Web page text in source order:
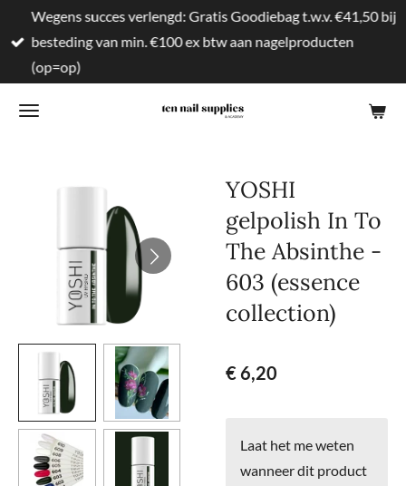
direct
naar
hoofdinhoud
Wegens succes verlengd: Gratis Goodiebag t.w.v. €41,50 bij
besteding van min. €100 ex btw aan nagelproducten
(op=op)
YOSHI
gelpolish In To
The Absinthe -
603 (essence
collection)
€ 6,20
Laat het me weten
wanneer dit product